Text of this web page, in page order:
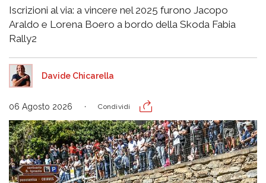
Iscrizioni al via: a vincere nel 2025 furono Jacopo
Araldo e Lorena Boero a bordo della Skoda Fabia
Rally2
Davide Chicarella
06 Agosto 2026 Condividi